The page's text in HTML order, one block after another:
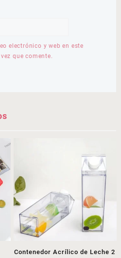
electrónico y web en este
que comente.
Contenedor Acrílico de Leche 2